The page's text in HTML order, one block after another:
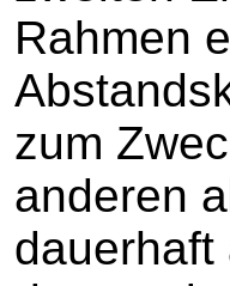
Rahmen
zum
anderen
dauerhaft